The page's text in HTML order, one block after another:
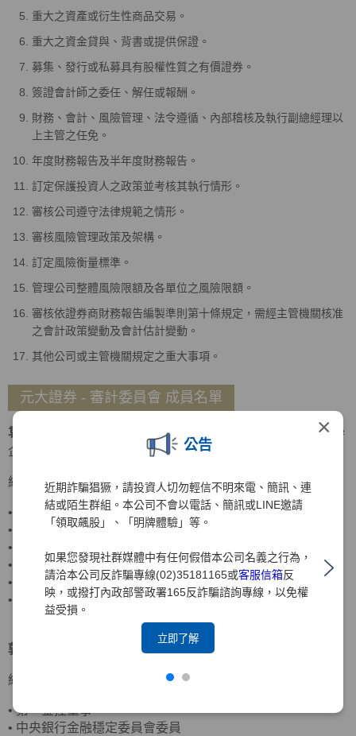
×
公告
近期詐騙猖獗，請投資人切勿輕信不明來電、簡訊、連
結或陌生群組。本公司不會以電話、簡訊或LINE邀請
「領取飆股」、「明牌體驗」等。
如果您發現社群媒體中有任何假借本公司名義之行為，
請洽本公司反詐騙專線(02)35181165或客服信箱反
映，或撥打內政部警政署165反詐騙諮詢專線，以免權
益受損。
立即了解
重大之資產或衍生性商品交易。
重大之資金貸與、背書或提供保證。
募集、發行或私募具有股權性質之有價證券。
簽證會計師之委任、解任或報酬。
財務、會計、風險管理、法令遵循、內部稽核及執行副總經理以
上主管之任免。
年度財務報告及半年度財務報告。
訂定保護投資人之政策並考核其執行情形。
審核公司遵守法律規範之情形。
審核風險管理政策及架構。
訂定風險衡量標準。
管理公司整體風險限額及各單位之風險限額。
審核依證券商財務報告編製準則第十條規定，需經主管機關核准
之會計政策變動及會計估計變動。
其他公司或主管機關規定之重大事項。
元大證券 - 審計委員會 成員名單
袁惠兒
美國密蘇里大學會計碩士、美國南伊利諾大學
企管碩士
經歷
•
客思達-KY獨立董事
•
財團法人聖嚴教育基金會監察人
•
•
資誠聯合會計師事務所合夥會計師
•
普華國際財務顧問(股)公司董事長
•
中華民國北市會計師公會理事
郭炳伸 美國羅徹斯特大學經濟學博士
經歷
•第一金控董事
• 中央銀行金融穩定委員會委員